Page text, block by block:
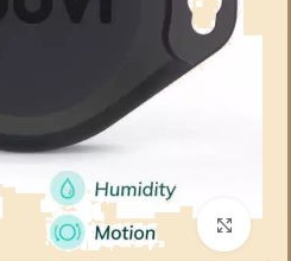
انقر للتكبير